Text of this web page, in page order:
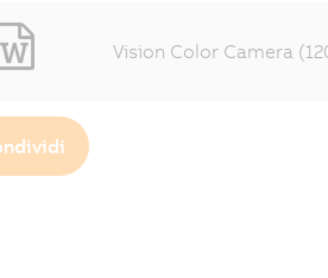
Vision Color Camera